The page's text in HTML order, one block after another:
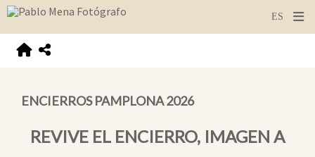
ENCIERROS PAMPLONA 2026
REVIVE EL ENCIERRO, IMAGEN A